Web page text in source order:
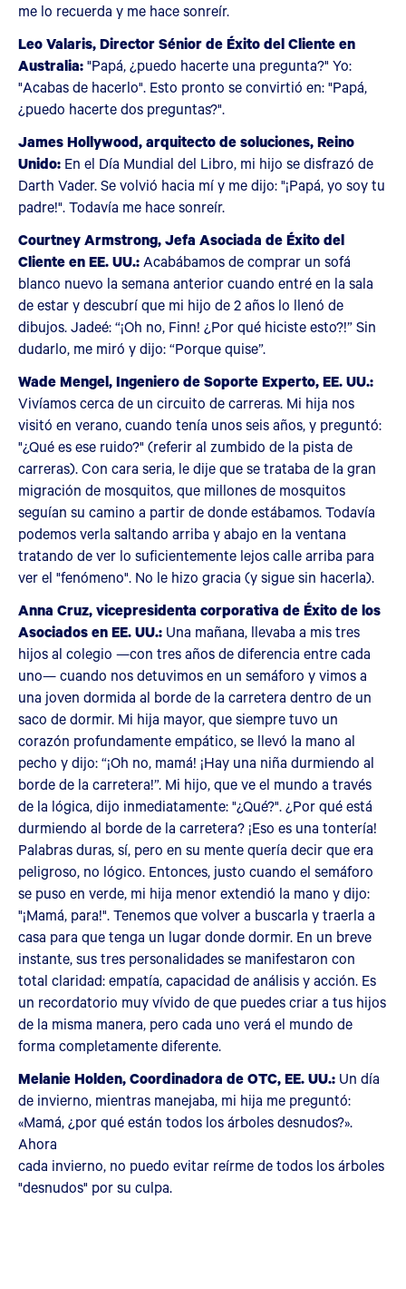
me lo recuerda y me hace sonreír.
Leo Valaris, Director Sénior de Éxito del Cliente en
Australia:"Papá, ¿puedo hacerte una pregunta?" Yo:
"Acabas de hacerlo". Esto pronto se convirtió en: "Papá,
¿puedo hacerte dos preguntas?".
James Hollywood, arquitecto de soluciones, Reino
Unido: En el Día Mundial del Libro, mi hijo se disfrazó de
Darth Vader. Se volvió hacia mí y me dijo: "¡Papá, yo soy tu
padre!". Todavía me hace sonreír.
Courtney Armstrong, Jefa Asociada de Éxito del
Cliente en EE. UU.: Acabábamos de comprar un sofá
blanco nuevo la semana anterior cuando entré en la sala
de estar y descubrí que mi hijo de 2 años lo llenó de
dibujos. Jadeé: “¡Oh no, Finn! ¿Por qué hiciste esto?!” Sin
dudarlo, me miró y dijo: “Porque quise”.
Wade Mengel, Ingeniero de Soporte Experto, EE. UU.:
Vivíamos cerca de un circuito de carreras. Mi hija nos
visitó en verano, cuando tenía unos seis años, y preguntó:
"¿Qué es ese ruido?" (referir al zumbido de la pista de
carreras). Con cara seria, le dije que se trataba de la gran
migración de mosquitos, que millones de mosquitos
seguían su camino a partir de donde estábamos. Todavía
podemos verla saltando arriba y abajo en la ventana
tratando de ver lo suficientemente lejos calle arriba para
ver el "fenómeno". No le hizo gracia (y sigue sin hacerla).
Anna Cruz, vicepresidenta corporativa de Éxito de los
Asociados en EE. UU.: Una mañana, llevaba a mis tres
hijos al colegio —con tres años de diferencia entre cada
uno— cuando nos detuvimos en un semáforo y vimos a
una joven dormida al borde de la carretera dentro de un
saco de dormir. Mi hija mayor, que siempre tuvo un
corazón profundamente empático, se llevó la mano al
pecho y dijo: “¡Oh no, mamá! ¡Hay una niña durmiendo al
borde de la carretera!”. Mi hijo, que ve el mundo a través
de la lógica, dijo inmediatamente: "¿Qué?". ¿Por qué está
durmiendo al borde de la carretera? ¡Eso es una tontería!
Palabras duras, sí, pero en su mente quería decir que era
peligroso, no lógico. Entonces, justo cuando el semáforo
se puso en verde, mi hija menor extendió la mano y dijo:
"¡Mamá, para!". Tenemos que volver a buscarla y traerla a
casa para que tenga un lugar donde dormir. En un breve
instante, sus tres personalidades se manifestaron con
total claridad: empatía, capacidad de análisis y acción. Es
un recordatorio muy vívido de que puedes criar a tus hijos
de la misma manera, pero cada uno verá el mundo de
forma completamente diferente.
Melanie Holden, Coordinadora de OTC, EE. UU.: Un día
de invierno, mientras manejaba, mi hija me preguntó:
«Mamá, ¿por qué están todos los árboles desnudos?».
Ahora
cada invierno, no puedo evitar reírme de todos los árboles
"desnudos" por su culpa.